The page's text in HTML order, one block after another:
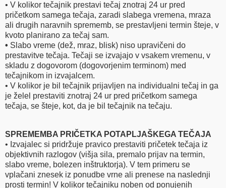
• V kolikor tečajnik prestavi tečaj znotraj 24 ur pred
pričetkom samega tečaja, zaradi slabega vremena, mraza
ali drugih naravnih sprememb, se prestavljeni termin šteje, v
kvoto planirano za tečaj sam.
• Slabo vreme (dež, mraz, blisk) niso upravičeni do
prestavitve tečaja. Tečaji se izvajajo v vsakem vremenu, v
skladu z dogovorom (dogovorjenim terminom) med
tečajnikom in izvajalcem.
• V kolikor je bil tečajnik prijavljen na individualni tečaj in ga
je želel prestaviti znotraj 24 ur pred pričetkom samega
tečaja, se šteje, kot, da je bil tečajnik na tečaju.
SPREMEMBA PRIČETKA POTAPLJAŠKEGA TEČAJA
• Izvajalec si pridržuje pravico prestaviti pričetek tečaja iz
objektivnih razlogov (višja sila, premalo prijav na termin,
slabo vreme, bolezen inštruktorja). V tem primeru se
vplačani znesek iz ponudbe vrne ali prenese na naslednji
prosti termin! V kolikor tečajniku noben od ponujenih